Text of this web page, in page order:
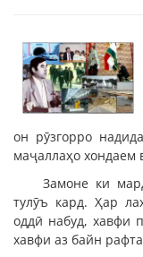
он рӯзгорро
маҷаллаҳо
Замоне ки
тулӯъ кард. Ҳар
оддӣ набуд, хавфи
хавфи аз байн